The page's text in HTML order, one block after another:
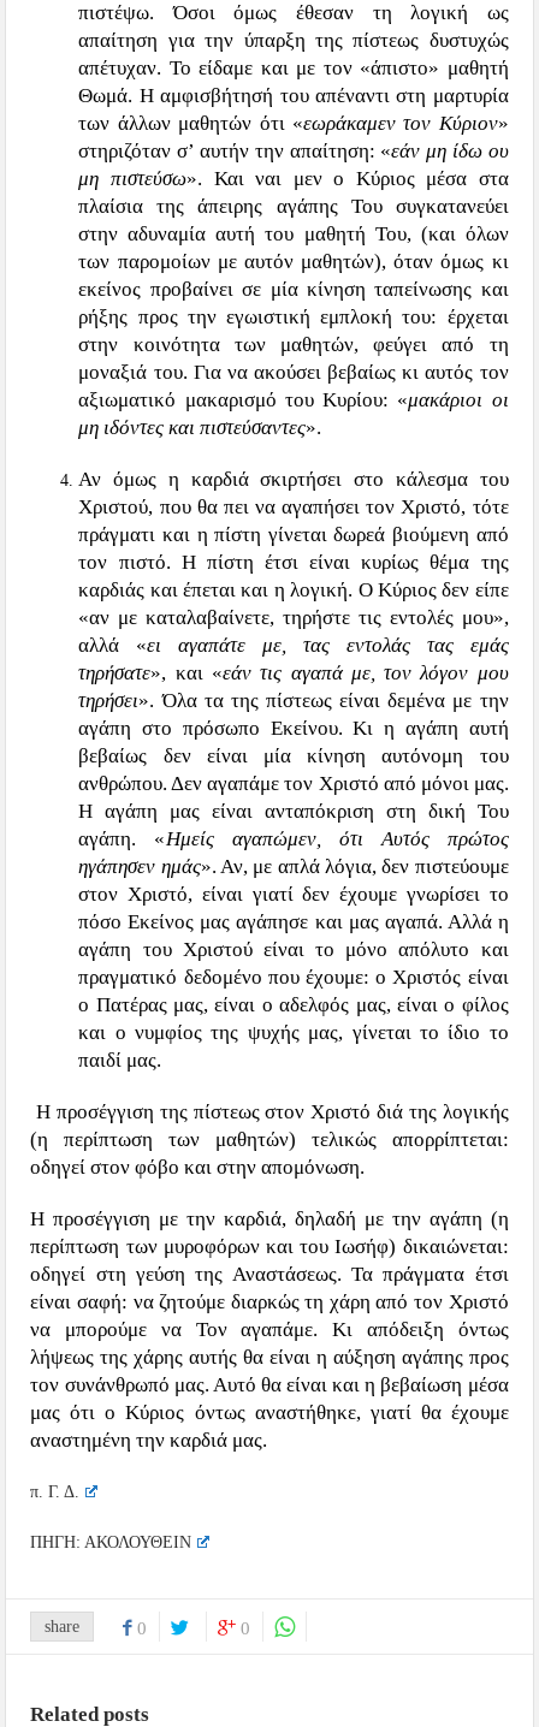
πιστέψω. Όσοι όμως έθεσαν τη λογική ως
απαίτηση για την ύπαρξη της πίστεως δυστυχώς
απέτυχαν. Το είδαμε και με τον «άπιστο» μαθητή
Θωμά. Η αμφισβήτησή του απέναντι στη μαρτυρία
των άλλων μαθητών ότι «εωράκαμεν τον Κύριον»
στηριζόταν σ’ αυτήν την απαίτηση: «εάν μη ίδω ου
μη πιστεύσω». Και ναι μεν ο Κύριος μέσα στα
πλαίσια της άπειρης αγάπης Του συγκατανεύει
στην αδυναμία αυτή του μαθητή Του, (και όλων
των παρομοίων με αυτόν μαθητών), όταν όμως κι
εκείνος προβαίνει σε μία κίνηση ταπείνωσης και
ρήξης προς την εγωιστική εμπλοκή του: έρχεται
στην κοινότητα των μαθητών, φεύγει από τη
μοναξιά του. Για να ακούσει βεβαίως κι αυτός τον
αξιωματικό μακαρισμό του Κυρίου: «μακάριοι οι
μη ιδόντες και πιστεύσαντες».
Αν όμως η καρδιά σκιρτήσει στο κάλεσμα του
Χριστού, που θα πει να αγαπήσει τον Χριστό, τότε
πράγματι και η πίστη γίνεται δωρεά βιούμενη από
τον πιστό. Η πίστη έτσι είναι κυρίως θέμα της
καρδιάς και έπεται και η λογική. Ο Κύριος δεν είπε
«αν με καταλαβαίνετε, τηρήστε τις εντολές μου»,
αλλά «ει αγαπάτε με, τας εντολάς τας εμάς
τηρήσατε», και «εάν τις αγαπά με, τον λόγον μου
τηρήσει». Όλα τα της πίστεως είναι δεμένα με την
αγάπη στο πρόσωπο Εκείνου. Κι η αγάπη αυτή
βεβαίως δεν είναι μία κίνηση αυτόνομη του
ανθρώπου. Δεν αγαπάμε τον Χριστό από μόνοι μας.
Η αγάπη μας είναι ανταπόκριση στη δική Του
αγάπη. «Ημείς αγαπώμεν, ότι Αυτός πρώτος
ηγάπησεν ημάς». Αν, με απλά λόγια, δεν πιστεύουμε
στον Χριστό, είναι γιατί δεν έχουμε γνωρίσει το
πόσο Εκείνος μας αγάπησε και μας αγαπά. Αλλά η
αγάπη του Χριστού είναι το μόνο απόλυτο και
πραγματικό δεδομένο που έχουμε: ο Χριστός είναι
ο Πατέρας μας, είναι ο αδελφός μας, είναι ο φίλος
και ο νυμφίος της ψυχής μας, γίνεται το ίδιο το
παιδί μας.
Η προσέγγιση της πίστεως στον Χριστό διά της λογικής
(η περίπτωση των μαθητών) τελικώς απορρίπτεται:
οδηγεί στον φόβο και στην απομόνωση.
Η προσέγγιση με την καρδιά, δηλαδή με την αγάπη (η
περίπτωση των μυροφόρων και του Ιωσήφ) δικαιώνεται:
οδηγεί στη γεύση της Αναστάσεως. Τα πράγματα έτσι
είναι σαφή: να ζητούμε διαρκώς τη χάρη από τον Χριστό
να μπορούμε να Τον αγαπάμε. Κι απόδειξη όντως
λήψεως της χάρης αυτής θα είναι η αύξηση αγάπης προς
τον συνάνθρωπό μας. Αυτό θα είναι και η βεβαίωση μέσα
μας ότι ο Κύριος όντως αναστήθηκε, γιατί θα έχουμε
αναστημένη την καρδιά μας.
π. Γ. Δ.
ΠΗΓΗ: ΑΚΟΛΟΥΘΕΙΝ
share 0 0
Related posts